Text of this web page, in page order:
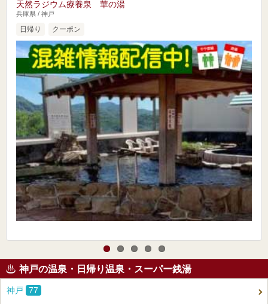
天然ラジウム療養泉 華の湯
兵庫県 / 神戸
日帰り クーポン
神戸の温泉・日帰り温泉・スーパー銭湯
神戸 77